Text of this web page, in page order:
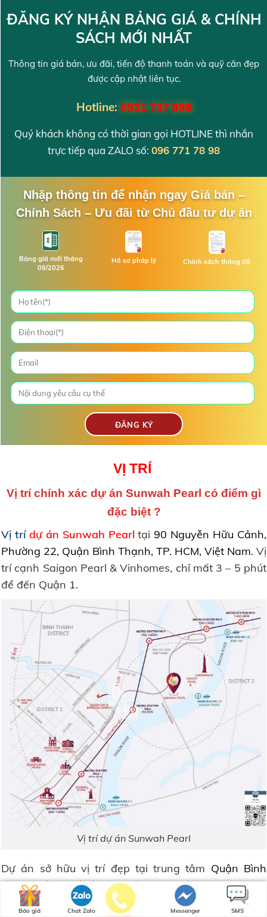
ĐĂNG KÝ NHẬN BẢNG GIÁ & CHÍNH
SÁCH MỚI NHẤT
Thông tin giá bán, ưu đãi, tiến độ thanh toán và quỹ căn đẹp
được cập nhật liên tục.
Hotline:0931 737 898
Quý khách không có thời gian gọi HOTLINE thì nhắn
trực tiếp qua ZALO số: 096 771 78 98
Nhập thông tin để nhận ngay Giá bán –
Chính Sách – Ưu đãi từ Chủ đầu tư dự án
Bảng giá mới tháng
08/2026
Hồ sơ pháp lý Chính sách tháng 08
VỊ TRÍ
Vị trí chính xác dự án Sunwah Pearl có điểm gì
đặc biệt ?
Vị trí dự án Sunwah Pearltại 90 Nguyễn Hữu Cảnh,
Phường 22, Quận Bình Thạnh, TP. HCM, Việt Nam. Vị
trí cạnh Saigon Pearl & Vinhomes, chỉ mất 3 – 5 phút
để đến Quận 1.
Vị trí dự án Sunwah Pearl
Dự án sở hữu vị trí đẹp tại trung tâm Quận Bình
Thạnh, từ vị trí này cư dân sinh sống tạiSunwah
Pearl sẽ thuận tiện di chuyển đến tiện ích ngoại khu
Báo giá Chat Zalo Messenger SMS